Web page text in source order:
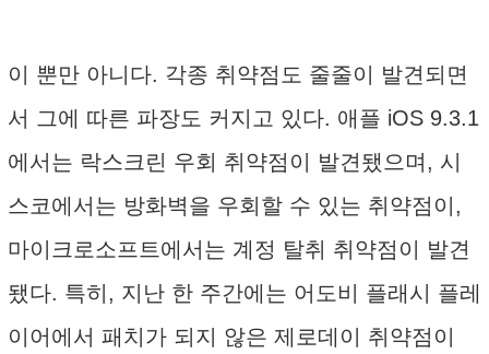
이 뿐만 아니다. 각종 취약점도 줄줄이 발견되면
서 그에 따른 파장도 커지고 있다. 애플 iOS 9.3.1
에서는 락스크린 우회 취약점이 발견됐으며, 시
스코에서는 방화벽을 우회할 수 있는 취약점이,
마이크로소프트에서는 계정 탈취 취약점이 발견
됐다. 특히, 지난 한 주간에는 어도비 플래시 플레
이어에서 패치가 되지 않은 제로데이 취약점이